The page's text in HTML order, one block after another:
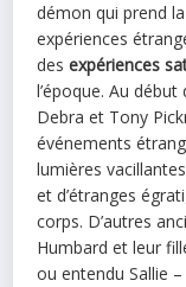
démon qui prend
expériences
desexpériences
l’époque. Au
Debra et Tony
événements
lumières
et d’étranges
corps. D’autres
Humbard et leur
ou entendu Sallie